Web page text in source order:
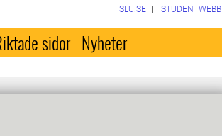
SLU.SE STUDENTWEBB
sidor Nyheter